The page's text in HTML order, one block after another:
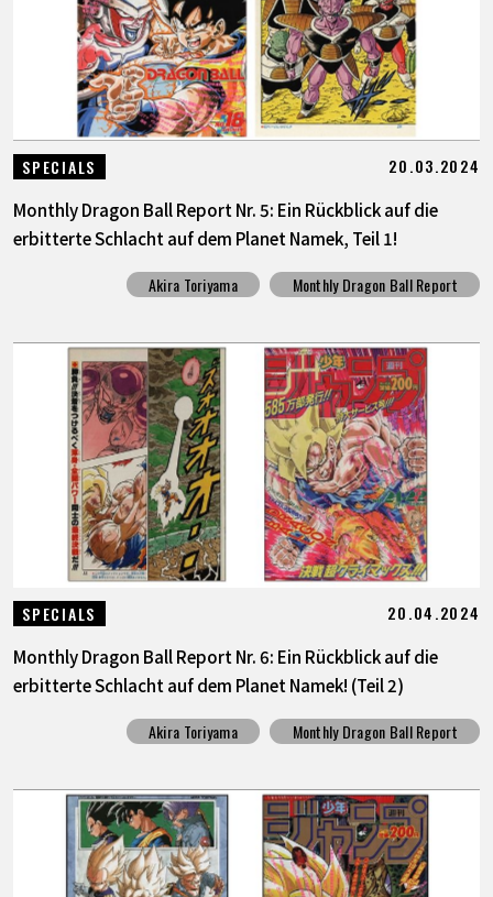
SPECIALS 20.03.2024
Monthly Dragon Ball Report Nr. 5: Ein Rückblick auf die
erbitterte Schlacht auf dem Planet Namek, Teil 1!
Akira Toriyama Monthly Dragon Ball Report
SPECIALS 20.04.2024
Monthly Dragon Ball Report Nr. 6: Ein Rückblick auf die
erbitterte Schlacht auf dem Planet Namek! (Teil 2)
Akira Toriyama Monthly Dragon Ball Report